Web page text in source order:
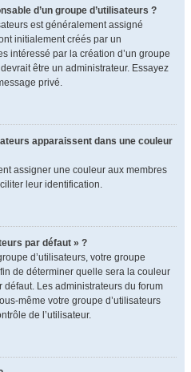
d’un groupe d’utilisateurs ?
est généralement assigné
initialement créés par un
intéressé par la création d’un groupe
être un administrateur. Essayez
privé.
apparaissent dans une couleur
assigner une couleur aux membres
leur identification.
par défaut » ?
d’utilisateurs, votre groupe
de déterminer quelle sera la couleur
Les administrateurs du forum
même votre groupe d’utilisateurs
de l’utilisateur.